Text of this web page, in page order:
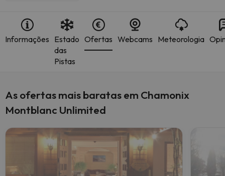
Informações Estado
das
Pistas
Ofertas Webcams Meteorologia
As ofertas mais baratas em Chamonix
Montblanc Unlimited